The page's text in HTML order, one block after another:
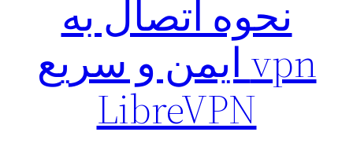
نحوه اتصال به
vpn ایمن و سریع
LibreVPN